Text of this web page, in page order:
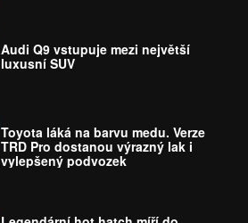
Audi Q9 vstupuje mezi největší
luxusní SUV
Toyota láká na barvu medu. Verze
TRD Pro dostanou výrazný lak i
vylepšený podvozek